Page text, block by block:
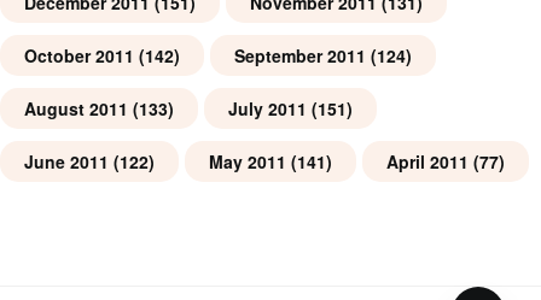
October 2011 (142) September 2011 (124)
August 2011 (133) July 2011 (151)
June 2011 (122) May 2011 (141) April 2011 (77)